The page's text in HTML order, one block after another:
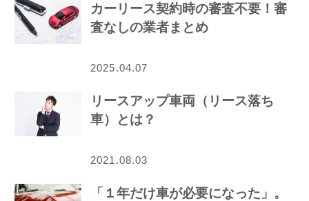
カーリース契約時の審査不要！審
査なしの業者まとめ
2025.04.07
リースアップ車両（リース落ち
車）とは？
2021.08.03
「１年だけ車が必要になった」。